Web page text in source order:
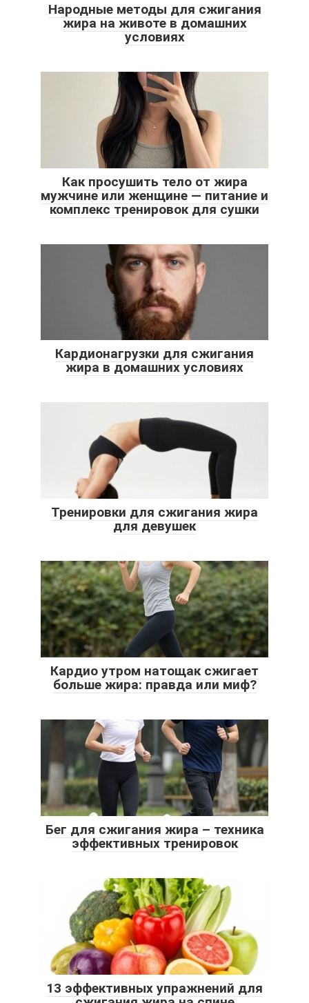
Народные методы для сжигания
жира на животе в домашних
условиях
Как просушить тело от жира
мужчине или женщине — питание и
комплекс тренировок для сушки
Кардионагрузки для сжигания
жира в домашних условиях
Тренировки для сжигания жира
для девушек
Кардио утром натощак сжигает
больше жира: правда или миф?
Бег для сжигания жира – техника
эффективных тренировок
13 эффективных упражнений для